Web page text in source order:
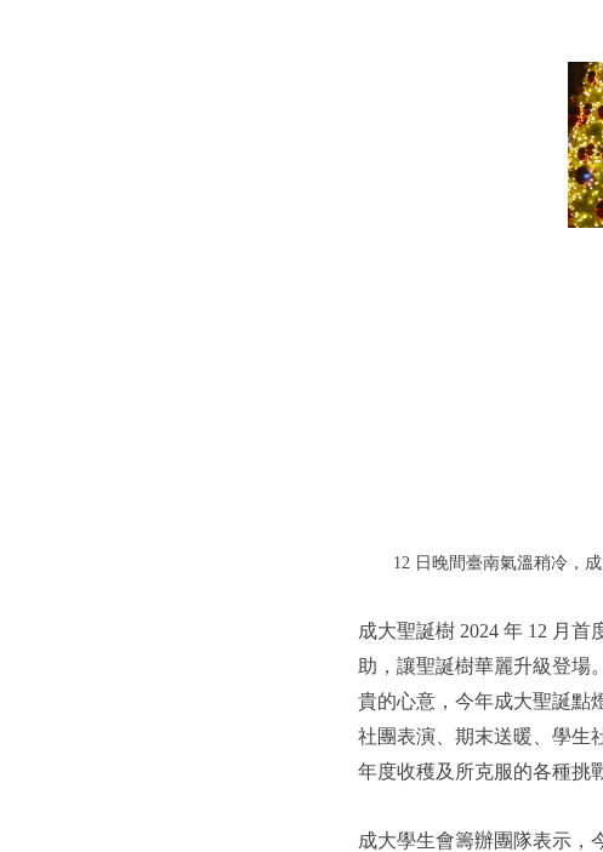
12 日晚間臺南氣溫稍冷，
成大聖誕樹 2024 年 12 月
助，讓聖誕樹華麗升級登場
貴的心意，今年成大聖誕點
社團表演、期末送暖、學生
年度收穫及所克服的各種挑
成大學生會籌辦團隊表示，